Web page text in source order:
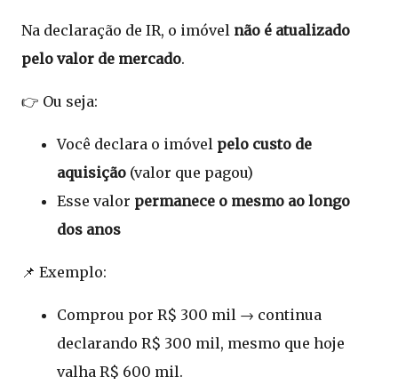
Na declaração de IR, o imóvel não é atualizado
pelo valor de mercado.
👉 Ou seja:
Você declara o imóvel pelo custo de
aquisição (valor que pagou)
Esse valor permanece o mesmo ao longo
dos anos
📌 Exemplo:
Comprou por R$ 300 mil → continua
declarando R$ 300 mil, mesmo que hoje
valha R$ 600 mil.